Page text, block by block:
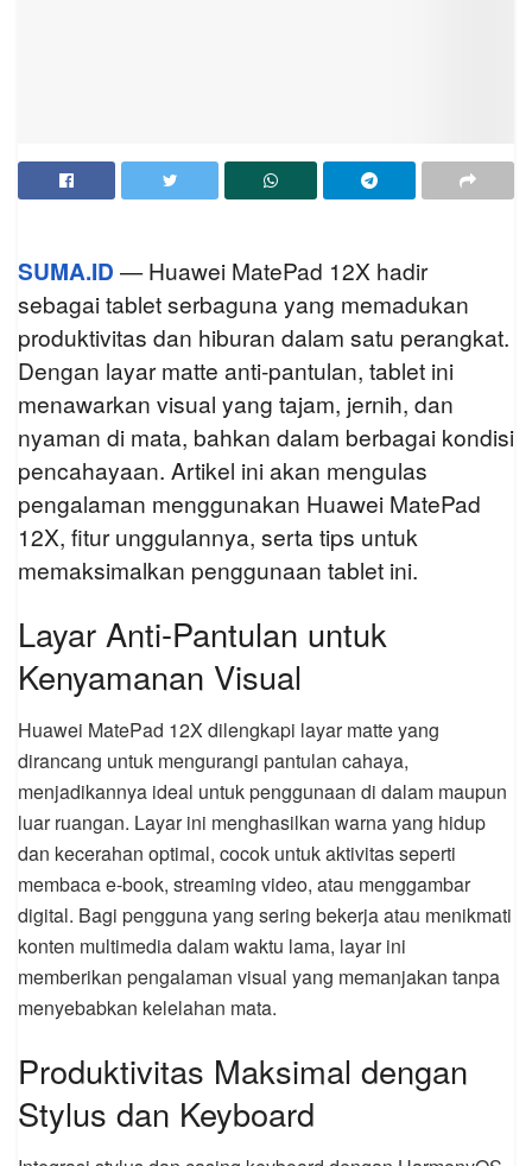
SUMA.ID — Huawei MatePad 12X hadir
sebagai tablet serbaguna yang memadukan
produktivitas dan hiburan dalam satu perangkat.
Dengan layar matte anti-pantulan, tablet ini
menawarkan visual yang tajam, jernih, dan
nyaman di mata, bahkan dalam berbagai kondisi
pencahayaan. Artikel ini akan mengulas
pengalaman menggunakan Huawei MatePad
12X, fitur unggulannya, serta tips untuk
memaksimalkan penggunaan tablet ini.
Layar Anti-Pantulan untuk
Kenyamanan Visual
Huawei MatePad 12X dilengkapi layar matte yang
dirancang untuk mengurangi pantulan cahaya,
menjadikannya ideal untuk penggunaan di dalam maupun
luar ruangan. Layar ini menghasilkan warna yang hidup
dan kecerahan optimal, cocok untuk aktivitas seperti
membaca e-book, streaming video, atau menggambar
digital. Bagi pengguna yang sering bekerja atau menikmati
konten multimedia dalam waktu lama, layar ini
memberikan pengalaman visual yang memanjakan tanpa
menyebabkan kelelahan mata.
Produktivitas Maksimal dengan
Stylus dan Keyboard